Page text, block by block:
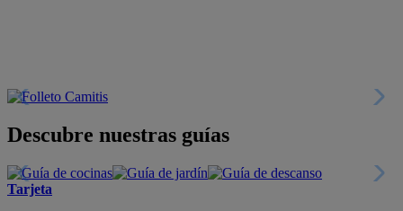
Descubre nuestras guías
Tarjeta